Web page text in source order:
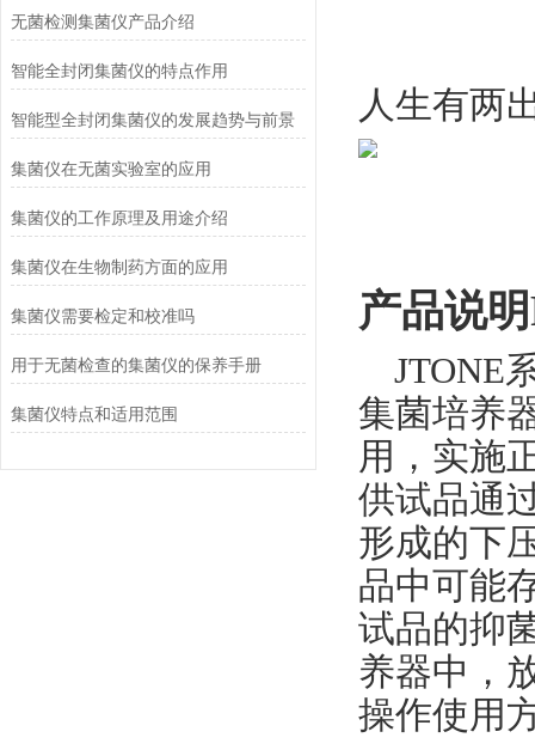
无菌检测集菌仪产品介绍
智能全封闭集菌仪的特点作用
智能型全封闭集菌仪的发展趋势与前景
集菌仪在无菌实验室的应用
集菌仪的工作原理及用途介绍
集菌仪在生物制药方面的应用
集菌仪需要检定和校准吗
用于无菌检查的集菌仪的保养手册
集菌仪特点和适用范围
人生有两
产品说
JTONE
集菌培养
用，实施
供试品通
形成的下
品中可能
试品的抑
养器中，
操作使用